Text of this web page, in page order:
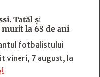
Tatăl și
la 68 de ani
fotbalistului
vineri, 7 august, la